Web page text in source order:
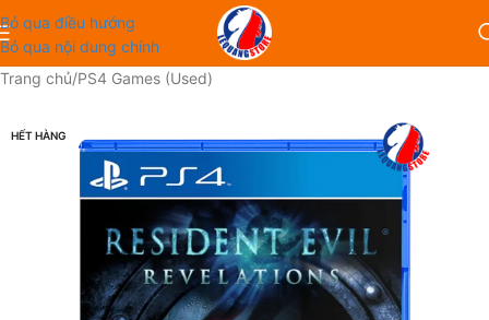
Bỏ qua điều hướng
Bỏ qua nội dung chính
Trang chủ/PS4 Games (Used)
HẾT HÀNG